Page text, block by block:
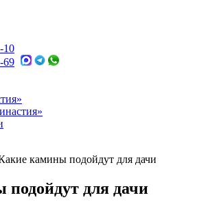
10
69
камины подойдут для дачи
для дачи